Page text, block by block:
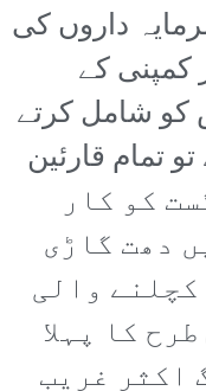
داروں کی
کے
کو شامل کرتے
تمام قارئین
ہوں گے۔ 30 اگست کو کار
دھت گاڑی
والی
کا پہلا
اکثر غریب